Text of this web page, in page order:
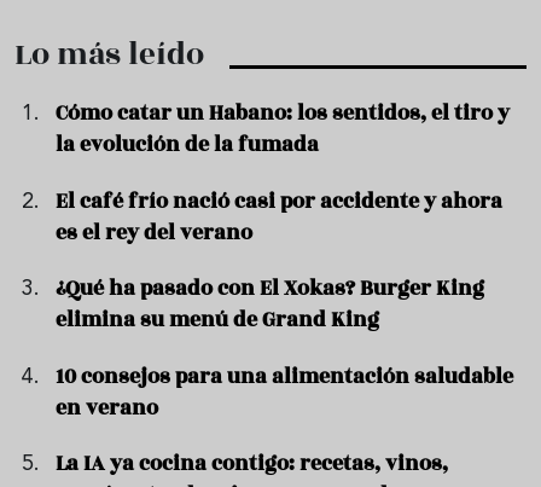
Lo más leído
Cómo catar un Habano: los sentidos, el tiro y
la evolución de la fumada
El café frío nació casi por accidente y ahora
es el rey del verano
¿Qué ha pasado con El Xokas? Burger King
elimina su menú de Grand King
10 consejos para una alimentación saludable
en verano
La IA ya cocina contigo: recetas, vinos,